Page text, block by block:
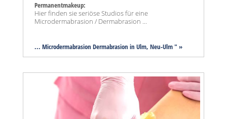
Permanentmakeup:
Hier finden sie seriöse Studios für eine
Microdermabrasion / Dermabrasion ...
... Microdermabrasion Dermabrasion in Ulm, Neu-Ulm " »